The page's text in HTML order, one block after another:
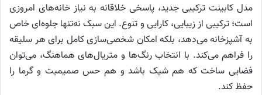
مدل کابینت ترکیبی جدید، پاسخی خلاقانه به نیاز خانه‌های امروزی
است؛ ترکیبی از زیبایی، کارایی و تنوع. این سبک نه‌تنها جلوه‌ای خاص
به آشپزخانه می‌دهد، بلکه امکان شخصی‌سازی کامل برای هر سلیقه
را فراهم می‌کند. با انتخاب رنگ‌ها و متریال‌های هماهنگ، می‌توان
فضایی ساخت که هم شیک باشد و هم حس صمیمیت و گرما را
حفظ کند.